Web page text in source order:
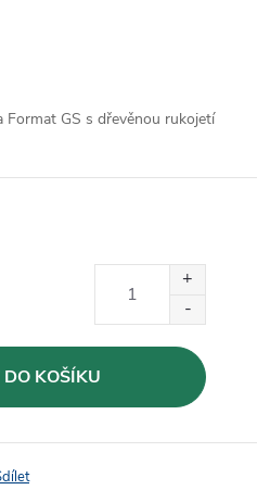
Format GS s dřevěnou rukojetí
KOŠÍKU